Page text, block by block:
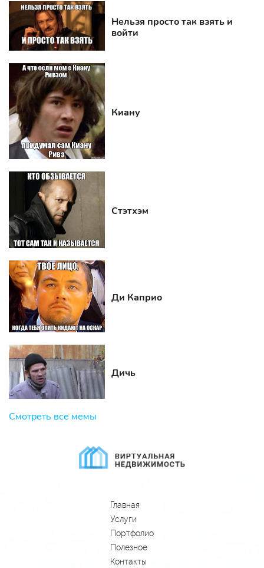
Нельзя просто так взять и
войти
Киану
Стэтхэм
Ди Каприо
Дичь
Смотреть все мемы
Главная
Услуги
Портфолио
Полезное
Контакты